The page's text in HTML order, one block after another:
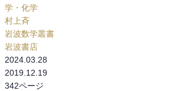
学・化学
村上斉
岩波数学叢書
岩波書店
2024.03.28
2019.12.19
342ページ